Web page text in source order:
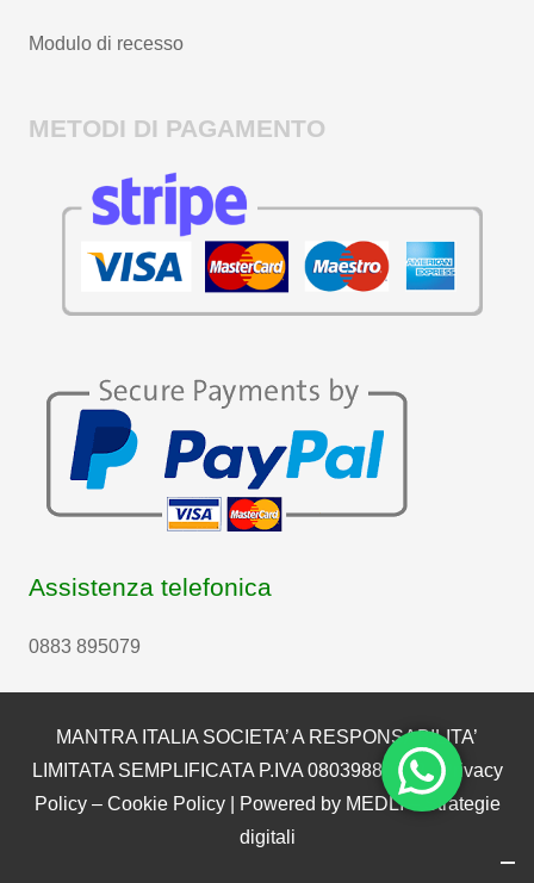
Modulo di recesso
METODI DI PAGAMENTO
Assistenza telefonica
0883 895079
MANTRA ITALIA SOCIETA’ A RESPONSABILITA’
LIMITATA SEMPLIFICATA P.IVA 08039880722 | Privacy
Policy– Cookie Policy| Powered by MEDLI – Strategie
digitali